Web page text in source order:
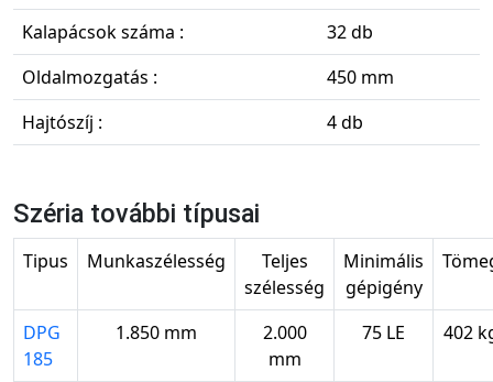
Kalapácsok száma :
32 db
Oldalmozgatás :
450 mm
Hajtószíj :
4 db
Széria további típusai
Tipus Munkaszélesség
Teljes
szélesség
Minimális
gépigény
DPG
185
1.850 mm
2.000
mm
75 LE 402